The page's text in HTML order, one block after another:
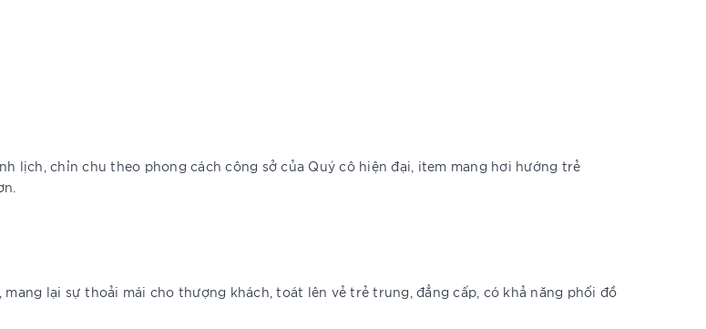
lịch, chỉn chu theo phong cách công sở của Quý cô hiện đại, item mang hơi hướng trẻ
lại sự thoải mái cho thượng khách, toát lên vẻ trẻ trung, đẳng cấp, có khả năng phối đồ